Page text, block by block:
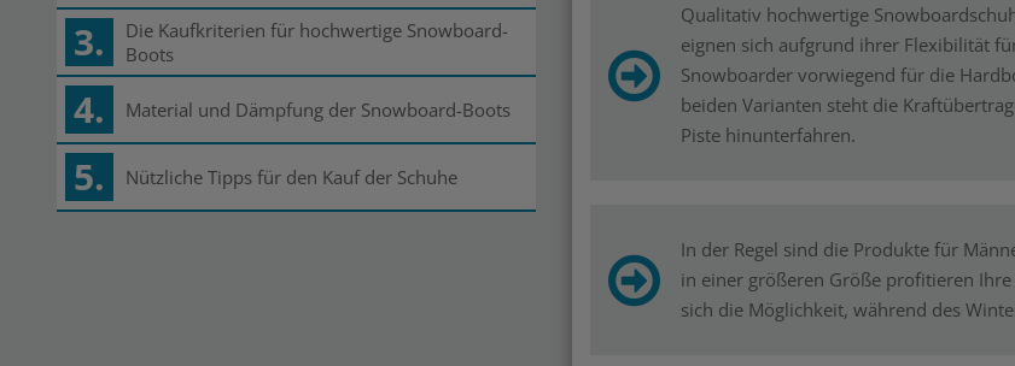
3.
Die Kaufkriterien für hochwertige Snowboard-
Boots
4. Material und Dämpfung der Snowboard-Boots
5. Nützliche Tipps für den Kauf der Schuhe
Qualitativ hochwertige
eignen sich aufgrund ihrer Flexibilität
Snowboarder vorwiegend für die
beiden Varianten steht die
Piste hinunterfahren.
In der Regel sind die Produkte für
in einer größeren Größe profitieren
sich die Möglichkeit, während des